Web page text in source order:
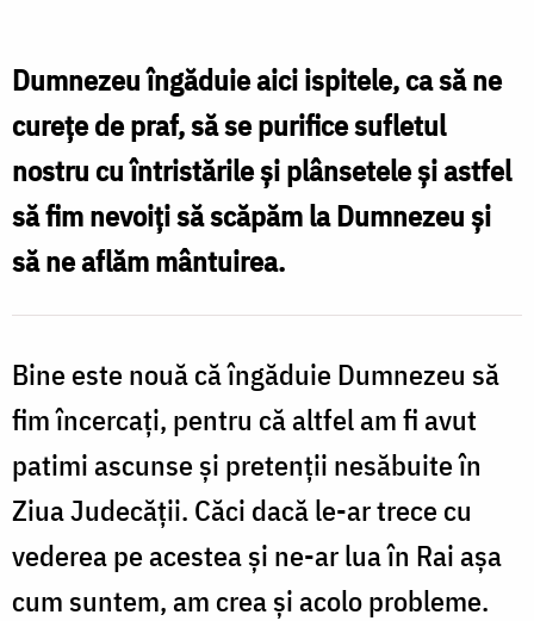
–
principala
sursă
a
nefericirii
Foto:
Oana
Nechifor
Dumnezeu îngăduie aici ispitele, ca să ne
curețe de praf, să se purifice sufletul
nostru cu întristările și plânsetele și astfel
să fim nevoiți să scăpăm la Dumnezeu și
să ne aflăm mântuirea.
Bine este nouă că îngăduie Dumnezeu să
fim încercați, pentru că altfel am fi avut
patimi ascunse și pretenții nesăbuite în
Ziua Judecății. Căci dacă le-ar trece cu
vederea pe acestea și ne-ar lua în Rai așa
cum suntem, am crea și acolo probleme.